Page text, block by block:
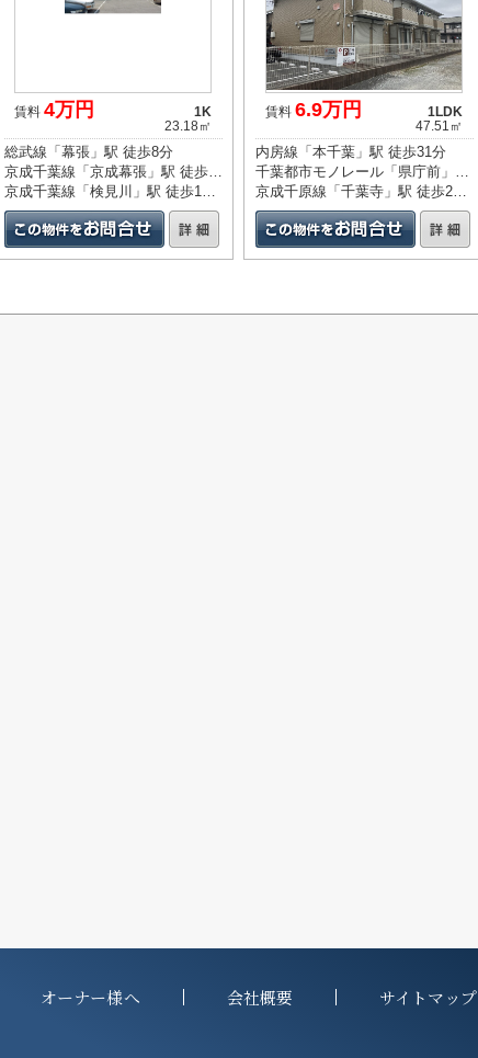
賃料 4万円
1K
23.18㎡
総武線「幕張」駅 徒歩8分
京成千葉線「京成幕張」駅 徒歩10分
京成千葉線「検見川」駅 徒歩15分
賃料 6.9万円
1LDK
47.51㎡
内房線「本千葉」駅 徒歩31分
千葉都市モノレール「県庁前」駅 徒歩31分
京成千原線「千葉寺」駅 徒歩28分
オーナー様へ 会社概要 サイトマップ